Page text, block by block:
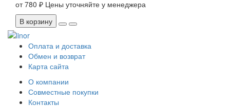
от 780 ₽ Цены уточняйте у менеджера
В корзину
Оплата и доставка
Обмен и возврат
Карта сайта
О компании
Совместные покупки
Контакты